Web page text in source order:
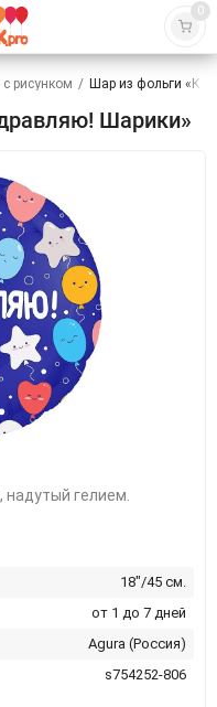
0
с рисунком / Шар из фольги
Шарики»
гелием.
18"/45 см.
от 1 до 7 дней
Agura (Россия)
s754252-806